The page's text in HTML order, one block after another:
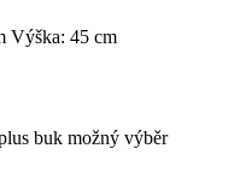
Výška: 45 cm
buk možný výběr